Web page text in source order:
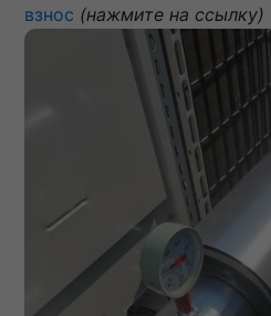
взнос (нажмите на ссылку)